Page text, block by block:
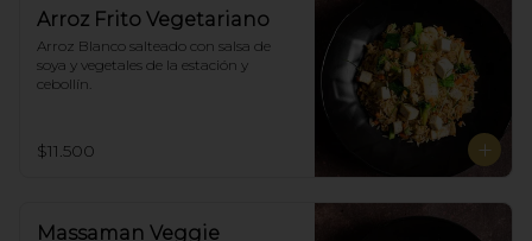
Arroz Frito Vegetariano
Arroz Blanco salteado con salsa de
soya y vegetales de la estación y
cebollín.
$11.500
Massaman Veggie